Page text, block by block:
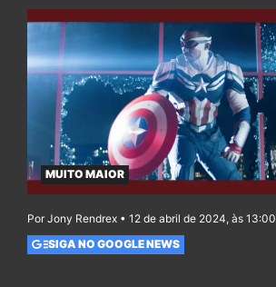
MUITO MAIOR
Por Jony Rendrex • 12 de abril de 2024, às 13:00
SIGA NO GOOGLE NEWS